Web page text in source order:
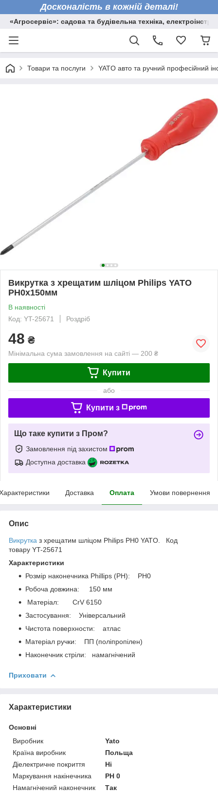
Досконалість в кожній деталі!
«Агросервіс»: садова та будівельна техніка,
Товари та послуги YATO авто та ручний професійний
Викрутка з хрещатим шліцом Philips YATO
PH0х150мм
В наявності
Код: YT-25671
Роздріб
48 ₴
Мінімальна сума замовлення на сайті — 200 ₴
Купити
або
Купити з
Що таке купити з Пром?
Замовлення під захистом
Доступна доставка
Доставка Оплата Умови повернення
Опис
Викрутка з хрещатим шліцом Philips PH0 YATO. Код
товару YT-25671
Характеристики
Розмір наконечника Phillips (PH): PH0
Робоча довжина: 150 мм
Матеріал: CrV 6150
Застосування: Універсальний
Чистота поверхности: атлас
Матеріал ручки: ПП (поліпропілен)
Наконечник стріли: намагнічений
Приховати
Характеристики
Основні
Виробник
Yato
Країна виробник
Польща
Діелектричне покриття
Ні
Маркування накінечника
PH 0
Намагнічений наконечник
Так